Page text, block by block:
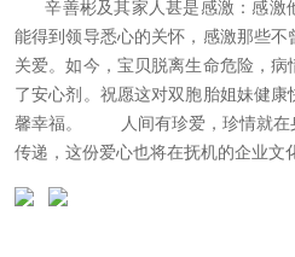
辛善彬及其家人甚是感激：感激
能得到领导悉心的关怀，感激那些
关爱。如今，宝贝脱离生命危险，
了安心剂。祝愿这对双胞胎姐妹健
馨幸福。
人间有珍爱，珍情就在
传递，这份爱心也将在抚机的企业文